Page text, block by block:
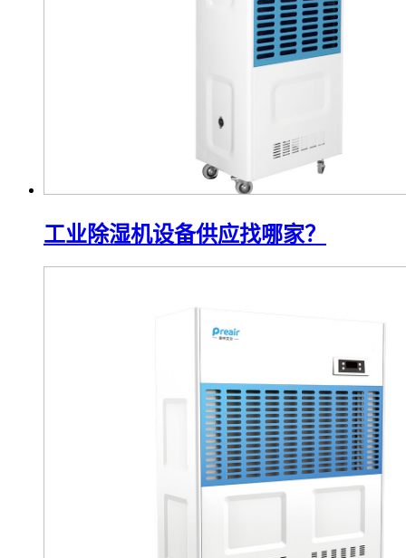
工业除湿机设备供应找哪家？